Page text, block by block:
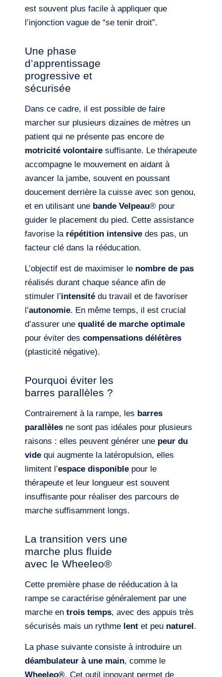
est souvent plus facile à appliquer que
l’injonction vague de “se tenir droit”.
Une phase
d’apprentissage
progressive et
sécurisée
Dans ce cadre, il est possible de faire
marcher sur plusieurs dizaines de mètres un
patient qui ne présente pas encore de
motricité volontaire suffisante. Le thérapeute
accompagne le mouvement en aidant à
avancer la jambe, souvent en poussant
doucement derrière la cuisse avec son genou,
et en utilisant une bande Velpeau® pour
guider le placement du pied. Cette assistance
favorise la répétition intensive des pas, un
facteur clé dans la rééducation.
L’objectif est de maximiser le nombre de pas
réalisés durant chaque séance afin de
stimuler l’intensité du travail et de favoriser
l’autonomie. En même temps, il est crucial
d’assurer une qualité de marche optimale
pour éviter des compensations délétères
(plasticité négative).
Pourquoi éviter les
barres parallèles ?
Contrairement à la rampe, les barres
parallèles ne sont pas idéales pour plusieurs
raisons : elles peuvent générer une peur du
vide qui augmente la latéropulsion, elles
limitent l’espace disponible pour le
thérapeute et leur longueur est souvent
insuffisante pour réaliser des parcours de
marche suffisamment longs.
La transition vers une
marche plus fluide
avec le Wheeleo®
Cette première phase de rééducation à la
rampe se caractérise généralement par une
marche en trois temps, avec des appuis très
sécurisés mais un rythme lent et peu naturel.
La phase suivante consiste à introduire un
déambulateur à une main, comme le
Wheeleo®. Cet outil innovant permet de